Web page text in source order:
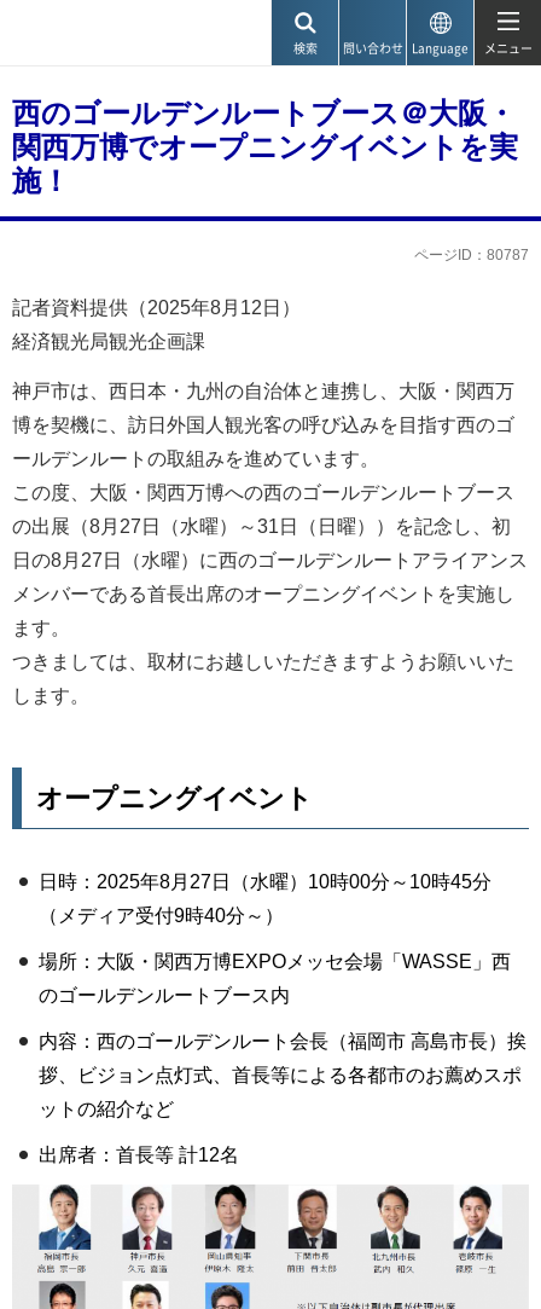
検索 問い合わせ Language メニュー
西のゴールデンルートブース＠大阪・
関西万博でオープニングイベントを実
施！
ページID：80787
記者資料提供（2025年8月12日）
経済観光局観光企画課
神戸市は、西日本・九州の自治体と連携し、大阪・関西万
博を契機に、訪日外国人観光客の呼び込みを目指す西のゴ
ールデンルートの取組みを進めています。
この度、大阪・関西万博への西のゴールデンルートブース
の出展（8月27日（水曜）～31日（日曜））を記念し、初
日の8月27日（水曜）に西のゴールデンルートアライアンス
メンバーである首長出席のオープニングイベントを実施し
ます。
つきましては、取材にお越しいただきますようお願いいた
します。
オープニングイベント
日時：2025年8月27日（水曜）10時00分～10時45分
（メディア受付9時40分～）
場所：大阪・関西万博EXPOメッセ会場「WASSE」西
のゴールデンルートブース内
内容：西のゴールデンルート会長（福岡市 高島市長）挨
拶、ビジョン点灯式、首長等による各都市のお薦めスポ
ットの紹介など
出席者：首長等 計12名